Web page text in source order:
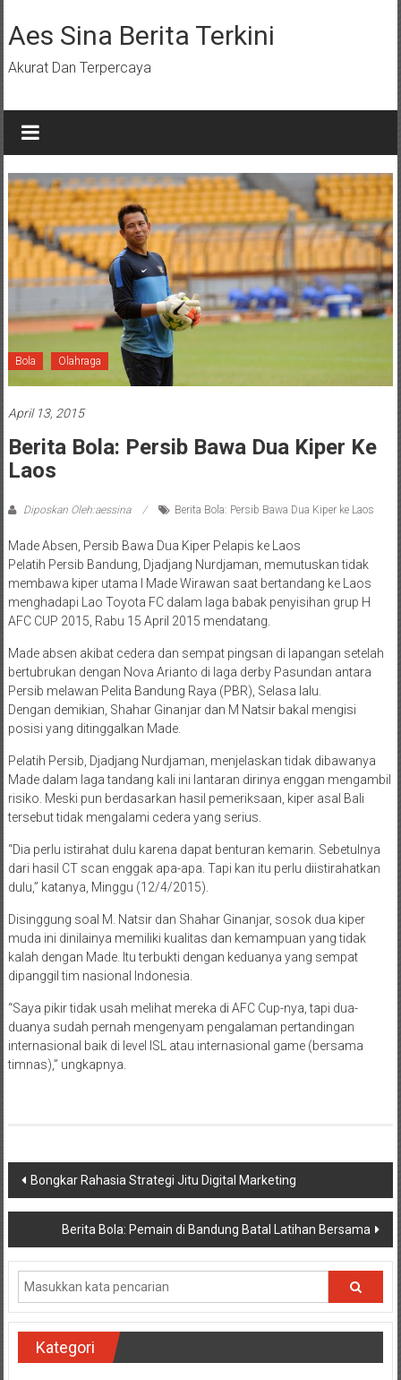
ke
konten
Aes Sina Berita Terkini
Akurat Dan Terpercaya
Bola Olahraga
April 13, 2015
Berita Bola: Persib Bawa Dua Kiper Ke
Laos
Diposkan Oleh:aessina Berita Bola: Persib Bawa Dua Kiper ke Laos
Made Absen, Persib Bawa Dua Kiper Pelapis ke Laos
Pelatih Persib Bandung, Djadjang Nurdjaman, memutuskan tidak
membawa kiper utama I Made Wirawan saat bertandang ke Laos
menghadapi Lao Toyota FC dalam laga babak penyisihan grup H
AFC CUP 2015, Rabu 15 April 2015 mendatang.
Made absen akibat cedera dan sempat pingsan di lapangan setelah
bertubrukan dengan Nova Arianto di laga derby Pasundan antara
Persib melawan Pelita Bandung Raya (PBR), Selasa lalu.
Dengan demikian, Shahar Ginanjar dan M Natsir bakal mengisi
posisi yang ditinggalkan Made.
Pelatih Persib, Djadjang Nurdjaman, menjelaskan tidak dibawanya
Made dalam laga tandang kali ini lantaran dirinya enggan mengambil
risiko. Meski pun berdasarkan hasil pemeriksaan, kiper asal Bali
tersebut tidak mengalami cedera yang serius.
“Dia perlu istirahat dulu karena dapat benturan kemarin. Sebetulnya
dari hasil CT scan enggak apa-apa. Tapi kan itu perlu diistirahatkan
dulu,” katanya, Minggu (12/4/2015).
Disinggung soal M. Natsir dan Shahar Ginanjar, sosok dua kiper
muda ini dinilainya memiliki kualitas dan kemampuan yang tidak
kalah dengan Made. Itu terbukti dengan keduanya yang sempat
dipanggil tim nasional Indonesia.
“Saya pikir tidak usah melihat mereka di AFC Cup-nya, tapi dua-
duanya sudah pernah mengenyam pengalaman pertandingan
internasional baik di level ISL atau internasional game (bersama
timnas),” ungkapnya.
Navigasi
pos
Bongkar Rahasia Strategi Jitu Digital Marketing
Berita Bola: Pemain di Bandung Batal Latihan Bersama
Kategori